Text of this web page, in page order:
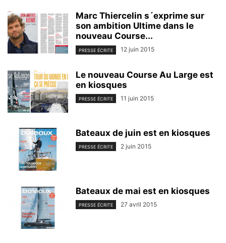
Marc Thiercelin s´exprime sur
son ambition Ultime dans le
nouveau Course...
PRESSE ÉCRITE 12 juin 2015
Le nouveau Course Au Large est
en kiosques
PRESSE ÉCRITE 11 juin 2015
Bateaux de juin est en kiosques
PRESSE ÉCRITE 2 juin 2015
Bateaux de mai est en kiosques
PRESSE ÉCRITE 27 avril 2015